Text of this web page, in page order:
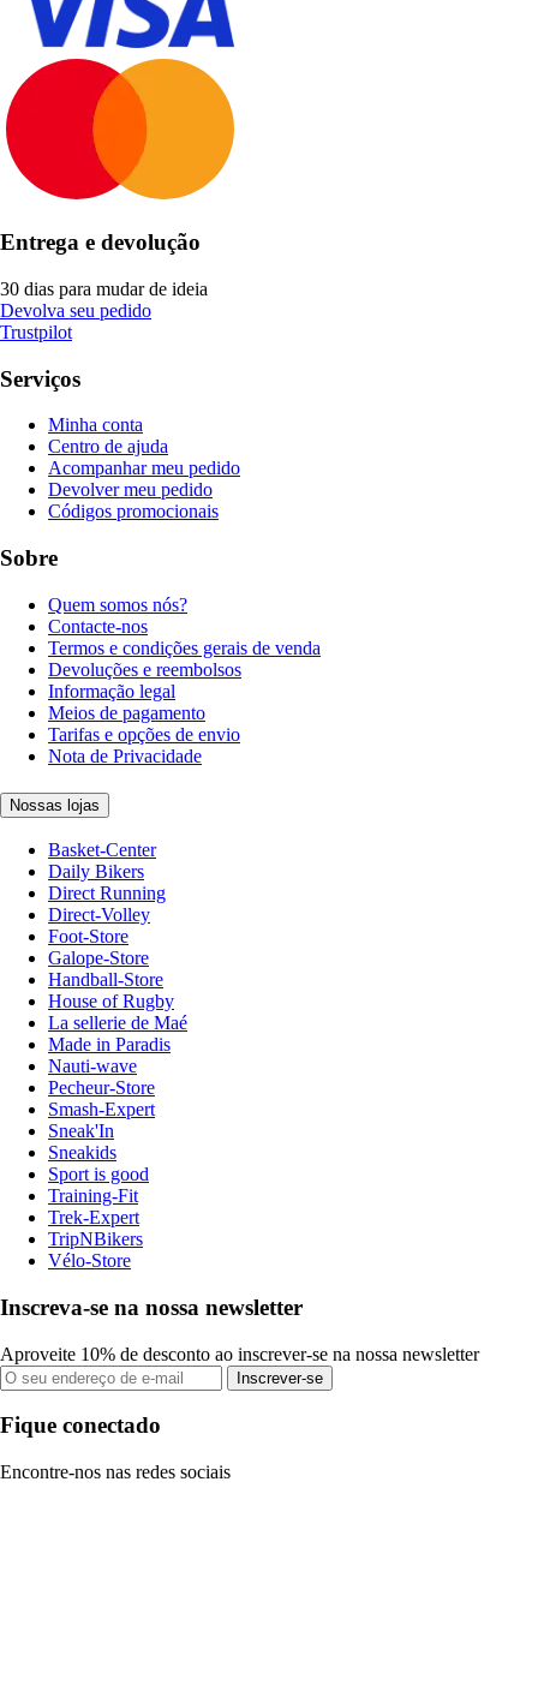
Entrega e devolução
30 dias para mudar de ideia
Devolva seu pedido
Trustpilot
Serviços
Minha conta
Centro de ajuda
Acompanhar meu pedido
Devolver meu pedido
Códigos promocionais
Sobre
Quem somos nós?
Contacte-nos
Termos e condições gerais de venda
Devoluções e reembolsos
Informação legal
Meios de pagamento
Tarifas e opções de envio
Nota de Privacidade
Nossas lojas
Basket-Center
Daily Bikers
Direct Running
Direct-Volley
Foot-Store
Galope-Store
Handball-Store
House of Rugby
La sellerie de Maé
Made in Paradis
Nauti-wave
Pecheur-Store
Smash-Expert
Sneak'In
Sneakids
Sport is good
Training-Fit
Trek-Expert
TripNBikers
Vélo-Store
Inscreva-se na nossa newsletter
Aproveite 10% de desconto ao inscrever-se na nossa newsletter
Inscrever-se
Fique conectado
Encontre-nos nas redes sociais